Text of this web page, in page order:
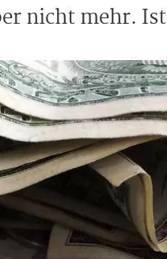
nicht mehr. Ist